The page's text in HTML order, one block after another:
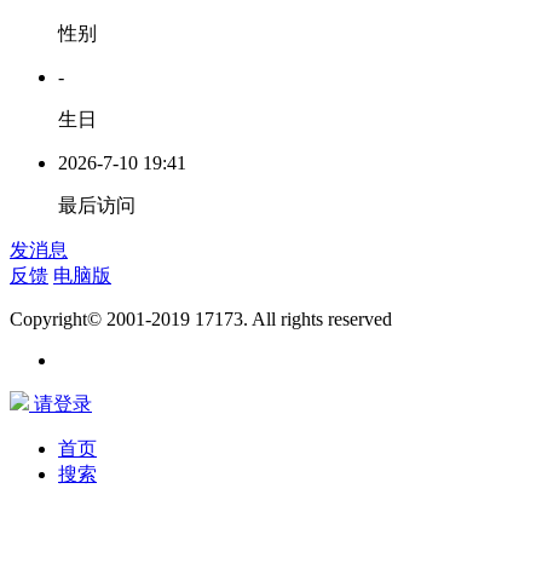
性别
-
生日
2026-7-10 19:41
最后访问
发消息
反馈 电脑版
Copyright© 2001-2019 17173. All rights reserved
请登录
首页
搜索